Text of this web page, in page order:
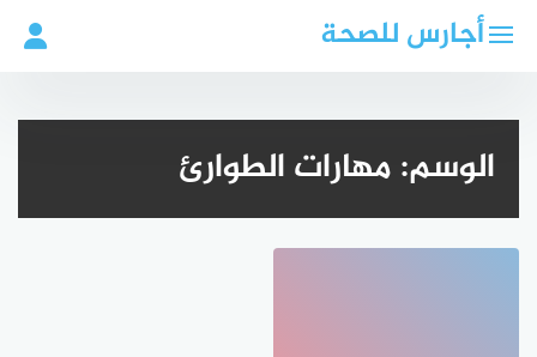
أجارس للصحة
الوسم:مهارات الطوارئ